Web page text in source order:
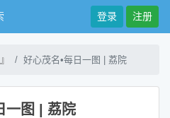
登录 注册
好心茂名•每日一图 | 荔院
一图 | 荔院